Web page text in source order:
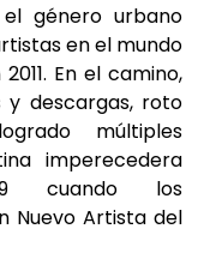
género urbano
en el mundo
En el camino,
y descargas, roto
múltiples
imperecedera
cuando los
Nuevo Artista del